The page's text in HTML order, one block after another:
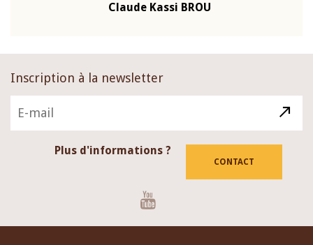
Claude Kassi BROU
Inscription à la newsletter
Plus d'informations ?
CONTACT